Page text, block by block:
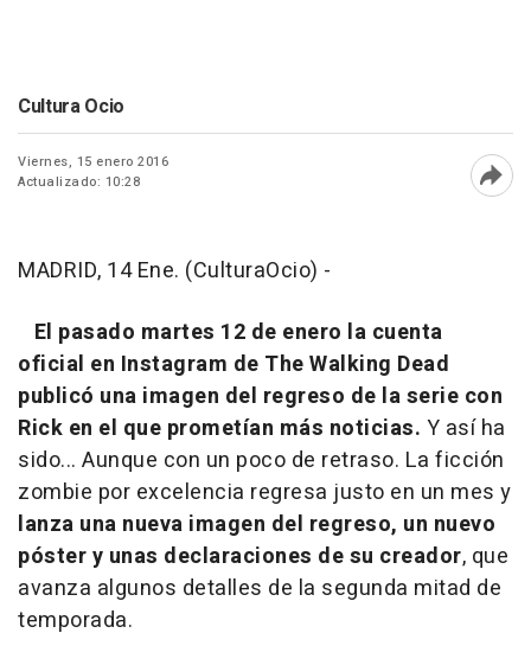
Cultura Ocio
Viernes, 15 enero 2016
Actualizado: 10:28
MADRID, 14 Ene. (CulturaOcio) -
El pasado martes 12 de enero la cuenta
oficial en Instagram de The Walking Dead
publicó una imagen del regreso de la serie con
Rick en el que prometían más noticias. Y así ha
sido... Aunque con un poco de retraso. La ficción
zombie por excelencia regresa justo en un mes y
lanza una nueva imagen del regreso, un nuevo
póster y unas declaraciones de su creador, que
avanza algunos detalles de la segunda mitad de
temporada.